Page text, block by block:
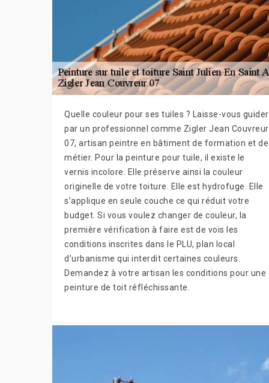
Quelle couleur pour ses tuiles ? Laisse-vous guider
par un professionnel comme Zigler Jean Couvreur
07, artisan peintre en bâtiment de formation et de
métier. Pour la peinture pour tuile, il existe le
vernis incolore. Elle préserve ainsi la couleur
originelle de votre toiture. Elle est hydrofuge. Elle
s’applique en seule couche ce qui réduit votre
budget. Si vous voulez changer de couleur, la
première vérification à faire est de vois les
conditions inscrites dans le PLU, plan local
d’urbanisme qui interdit certaines couleurs.
Demandez à votre artisan les conditions pour une
peinture de toit réfléchissante.